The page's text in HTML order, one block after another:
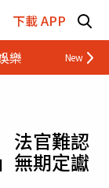
下載 APP
樂 財經
法官難認
無期定讞